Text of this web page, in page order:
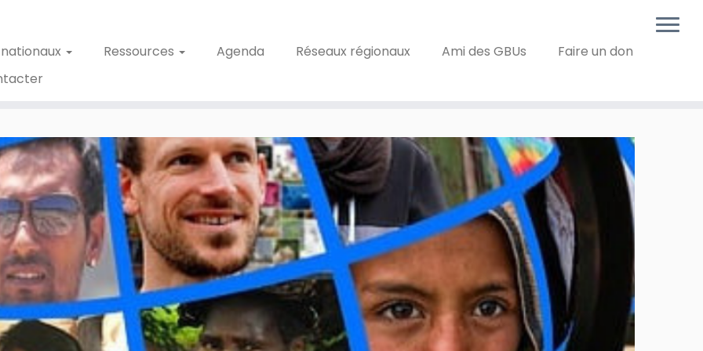
Ressources Agenda Réseaux régionaux Ami des GBUs
Faire un don